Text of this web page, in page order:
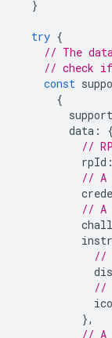
}
try {
// The
// check if
const
{
data :
{
//
rpId :
// A
// A
//
//
},
// A